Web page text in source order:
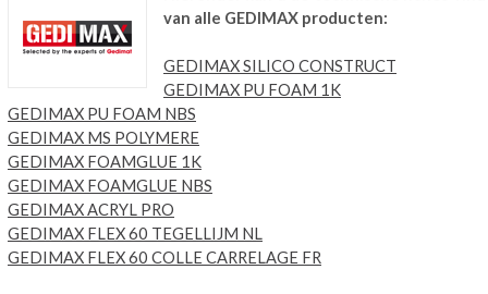
van alle GEDIMAX producten:
GEDIMAX SILICO CONSTRUCT
GEDIMAX PU FOAM 1K
GEDIMAX PU FOAM NBS
GEDIMAX MS POLYMERE
GEDIMAX FOAMGLUE 1K
GEDIMAX FOAMGLUE NBS
GEDIMAX ACRYL PRO
GEDIMAX FLEX 60 TEGELLIJM NL
GEDIMAX FLEX 60 COLLE CARRELAGE FR